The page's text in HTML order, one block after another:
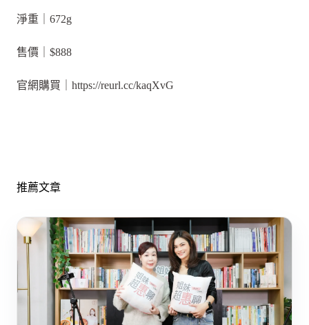
淨重｜672g
售價｜$888
官網購買｜https://reurl.cc/kaqXvG
推薦文章